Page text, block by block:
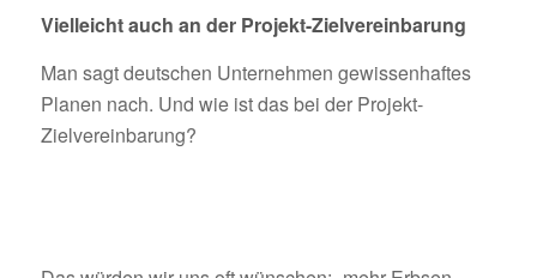
Vielleicht auch an der Projekt-Zielvereinbarung
Man sagt deutschen Unternehmen gewissenhaftes
Planen nach. Und wie ist das bei der Projekt-
Zielvereinbarung?